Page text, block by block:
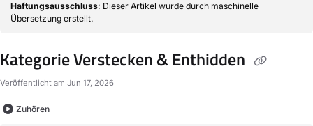
Haftungsausschluss: Dieser Artikel wurde durch maschinelle
Übersetzung erstellt.
Kategorie Verstecken & Enthidden
Veröffentlicht am Jun 17, 2026
Zuhören